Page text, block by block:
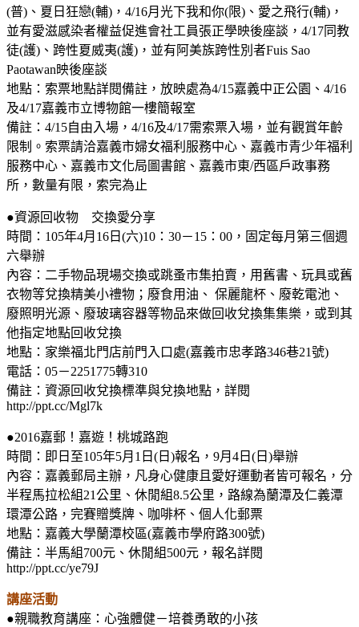
(普)、夏日狂戀(輔)，4/16月光下我和你(限)、愛之飛行(輔)，
並有愛滋感染者權益促進會社工員張正學映後座談，4/17同教
徒(護)、跨性夏威夷(護)，並有阿美族跨性別者Fuis Sao
Paotawan映後座談
地點：索票地點詳閱備註，放映處為4/15嘉義中正公園、4/16
及4/17嘉義市立博物館一樓簡報室
備註：4/15自由入場，4/16及4/17需索票入場，並有觀賞年齡
限制。索票請洽嘉義市婦女福利服務中心、嘉義市青少年福利
服務中心、嘉義市文化局圖書館、嘉義市東/西區戶政事務
所，數量有限，索完為止
●資源回收物 交換愛分享
時間：105年4月16日(六)10：30－15：00，固定每月第三個週
六舉辦
內容：二手物品現場交換或跳蚤市集拍賣，用舊書、玩具或舊
衣物等兌換精美小禮物；廢食用油、 保麗龍杯、廢乾電池、
廢照明光源、廢玻璃容器等物品來做回收兌換集集樂，或到其
他指定地點回收兌換
地點：家樂福北門店前門入口處(嘉義市忠孝路346巷21號)
電話：05－2251775轉310
備註：資源回收兌換標準與兌換地點，詳閱
http://ppt.cc/Mgl7k
●2016嘉郵！嘉遊！桃城路跑
時間：即日至105年5月1日(日)報名，9月4日(日)舉辦
內容：嘉義郵局主辦，凡身心健康且愛好運動者皆可報名，分
半程馬拉松組21公里、休閒組8.5公里，路線為蘭潭及仁義潭
環潭公路，完賽贈獎牌、咖啡杯、個人化郵票
地點：嘉義大學蘭潭校區(嘉義市學府路300號)
備註：半馬組700元、休閒組500元，報名詳閱
http://ppt.cc/ye79J
講座活動
●親職教育講座：心強體健－培養勇敢的小孩